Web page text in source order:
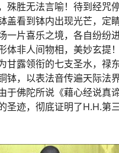
胜无法言喻！待到经咒
盖看到钵内出现光芒，定
一片喜乐之境，各自纷纷
体非人间物相，美妙玄提
露领衔的七支圣水，禄
，以表法音传遍天际法
于佛陀所说《藉心经说真
圣迹，彻底证明了H.H.第